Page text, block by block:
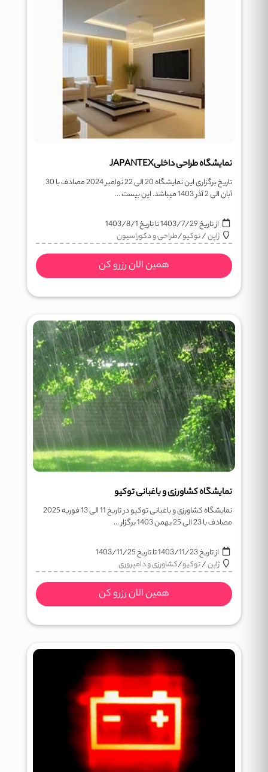
نمایشگاه طراحی داخلیJAPANTEX
تاریخ برگزاری این نمایشگاه 20 الی 22 نوامبر 2024 مصادف با 30
آبان الی 2 آذر 1403 میباشد. این بیست ...
از تاریخ1403/7/29تا تاریخ1403/8/1
ژاپن/توکیو/طراحی و دکوراسیون
همین الان رزرو کن
نمایشگاه کشاورزی و باغبانی توکیو
نمایشگاه کشاورزی و باغبانی توکیو در تاریخ 11 الی 13 فوریه 2025
مصادف با 23 الی 25 بهمن 1403 برگزار ...
از تاریخ1403/11/23تا تاریخ1403/11/25
ژاپن/توکیو/کشاورزی و دامپروری
همین الان رزرو کن